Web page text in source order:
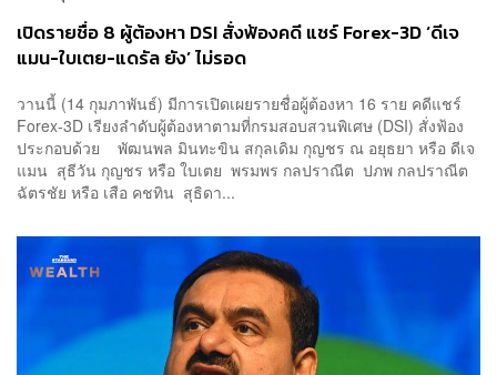
เปิดรายชื่อ 8 ผู้ต้องหา DSI สั่งฟ้องคดี แชร์ Forex-3D ‘ดีเจ
แมน-ใบเตย-แดรัล ยัง’ ไม่รอด
วานนี้ (14 กุมภาพันธ์) มีการเปิดเผยรายชื่อผู้ต้องหา 16 ราย คดีแชร์
Forex-3D เรียงลำดับผู้ต้องหาตามที่กรมสอบสวนพิเศษ (DSI) สั่งฟ้อง
ประกอบด้วย พัฒนพล มินทะขิน สกุลเดิม กุญชร ณ อยุธยา หรือ ดีเจ
แมน สุธีวัน กุญชร หรือ ใบเตย พรมพร กลปราณีต ปภพ กลปราณีต
ฉัตรชัย หรือ เสือ คชทิน สุธิดา...